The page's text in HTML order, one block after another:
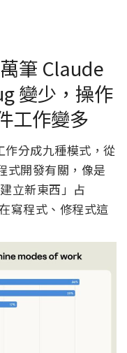
筆 Claude
變少，操作
工作變多
分成九種模式，從
式開發有關，像是
立新東西」占
寫程式、修程式這